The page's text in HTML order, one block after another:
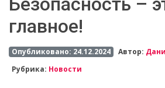
главное!
Опубликовано: 24.12.2024 Автор:
Рубрика: Новости